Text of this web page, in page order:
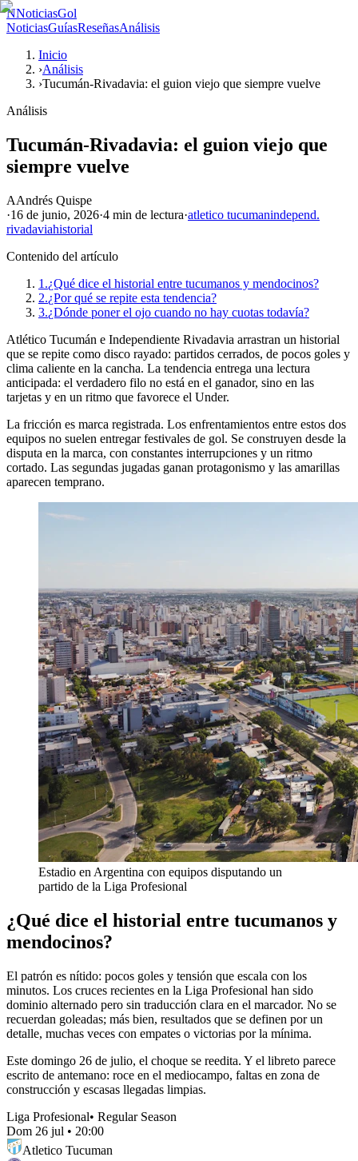
NNoticiasGol
NoticiasGuíasReseñasAnálisis
Inicio
›Análisis
›Tucumán-Rivadavia: el guion viejo que siempre vuelve
Análisis
Tucumán-Rivadavia: el guion viejo que
siempre vuelve
AAndrés Quispe
·16 de junio, 2026·4 min de lectura·atletico tucumanindepend.
rivadaviahistorial
Contenido del artículo
1.¿Qué dice el historial entre tucumanos y mendocinos?
2.¿Por qué se repite esta tendencia?
3.¿Dónde poner el ojo cuando no hay cuotas todavía?
Atlético Tucumán e Independiente Rivadavia arrastran un historial
que se repite como disco rayado: partidos cerrados, de pocos goles y
clima caliente en la cancha. La tendencia entrega una lectura
anticipada: el verdadero filo no está en el ganador, sino en las
tarjetas y en un ritmo que favorece el Under.
La fricción es marca registrada. Los enfrentamientos entre estos dos
equipos no suelen entregar festivales de gol. Se construyen desde la
disputa en la marca, con constantes interrupciones y un ritmo
cortado. Las segundas jugadas ganan protagonismo y las amarillas
aparecen temprano.
Estadio en Argentina con equipos disputando un
partido de la Liga Profesional
¿Qué dice el historial entre tucumanos y
mendocinos?
El patrón es nítido: pocos goles y tensión que escala con los
minutos. Los cruces recientes en la Liga Profesional han sido
dominio alternado pero sin traducción clara en el marcador. No se
recuerdan goleadas; más bien, resultados que se definen por un
detalle, muchas veces con empates o victorias por la mínima.
Este domingo 26 de julio, el choque se reedita. Y el libreto parece
escrito de antemano: roce en el mediocampo, faltas en zona de
construcción y escasas llegadas limpias.
Liga Profesional• Regular Season
Dom 26 jul • 20:00
Atletico Tucuman